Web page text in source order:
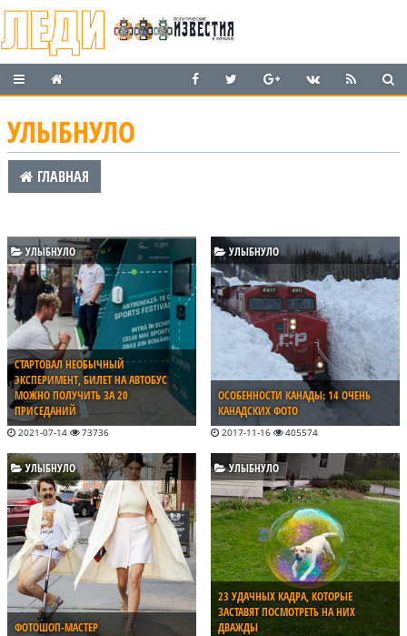
УЛЫБНУЛО
ГЛАВНАЯ
УЛЫБНУЛО
СТАРТОВАЛ НЕОБЫЧНЫЙ
ЭКСПЕРИМЕНТ, БИЛЕТ НА АВТОБУС
МОЖНО ПОЛУЧИТЬ ЗА 20
ПРИСЕДАНИЙ
2021-07-14 73736
УЛЫБНУЛО
ОСОБЕННОСТИ КАНАДЫ: 14 ОЧЕНЬ
КАНАДСКИХ ФОТО
2017-11-16 405574
УЛЫБНУЛО
ФОТОШОП-МАСТЕР
УЛЫБНУЛО
23 УДАЧНЫХ КАДРА, КОТОРЫЕ
ЗАСТАВЯТ ПОСМОТРЕТЬ НА НИХ
ДВАЖДЫ